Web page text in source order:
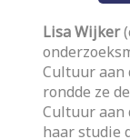
Lisa Wijker
Cultuur aan
rondde ze
Cultuur aan
haar studie